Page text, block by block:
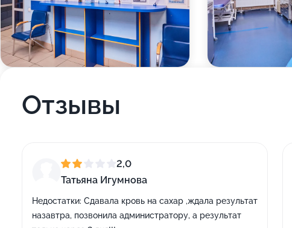
Отзывы
2,0
Татьяна Игумнова
Недостатки: Сдавала кровь на сахар ,ждала результат
назавтра, позвонила администратору, а результат